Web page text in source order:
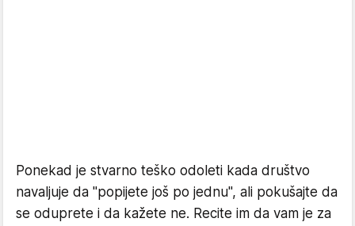
Ponekad je stvarno teško odoleti kada društvo
navaljuje da "popijete još po jednu", ali pokušajte da
se oduprete i da kažete ne. Recite im da vam je za